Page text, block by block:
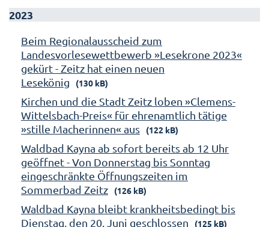
2023
Beim Regionalausscheid zum
Landesvorlesewettbewerb »Lesekrone 2023«
gekürt - Zeitz hat einen neuen
Lesekönig
(130 kB)
Kirchen und die Stadt Zeitz loben »Clemens-
Wittelsbach-Preis« für ehrenamtlich tätige
»stille Macherinnen« aus
(122 kB)
Waldbad Kayna ab sofort bereits ab 12 Uhr
geöffnet - Von Donnerstag bis Sonntag
eingeschränkte Öffnungszeiten im
Sommerbad Zeitz
(126 kB)
Waldbad Kayna bleibt krankheitsbedingt bis
Dienstag, den 20. Juni geschlossen
(125 kB)